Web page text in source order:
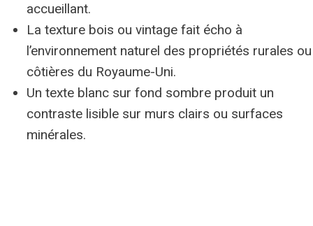
accueillant.
La texture bois ou vintage fait écho à
l’environnement naturel des propriétés rurales ou
côtières du Royaume-Uni.
Un texte blanc sur fond sombre produit un
contraste lisible sur murs clairs ou surfaces
minérales.